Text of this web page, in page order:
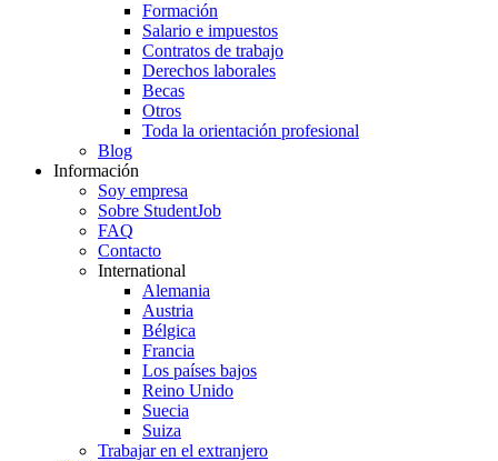
Formación
Salario e impuestos
Contratos de trabajo
Derechos laborales
Becas
Otros
Toda la orientación profesional
Blog
Información
Soy empresa
Sobre StudentJob
FAQ
Contacto
International
Alemania
Austria
Bélgica
Francia
Los países bajos
Reino Unido
Suecia
Suiza
Trabajar en el extranjero